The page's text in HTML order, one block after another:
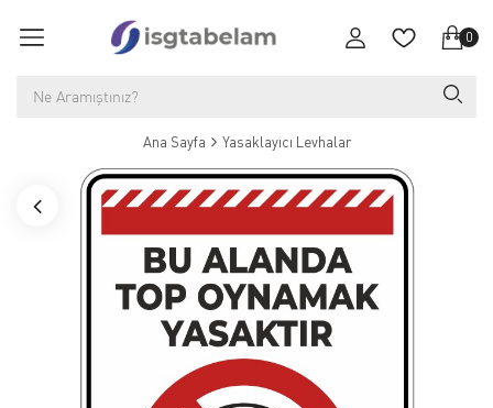
0
Ana Sayfa Yasaklayıcı Levhalar